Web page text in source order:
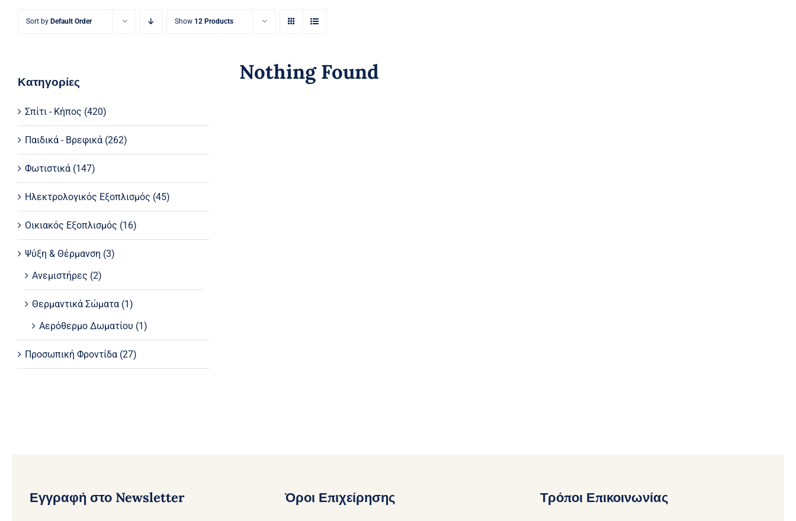
Sort by Default Order Show 12 Products
Κατηγορίες
Σπίτι - Κήπος (420)
Παιδικά - Βρεφικά (262)
Φωτιστικά (147)
Ηλεκτρολογικός Εξοπλισμός (45)
Οικιακός Εξοπλισμός (16)
Ψύξη & Θέρμανση (3)
Ανεμιστήρες (2)
Θερμαντικά Σώματα (1)
Αερόθερμo Δωματίου (1)
Προσωπική Φροντίδα (27)
Nothing Found
Εγγραφή στο Newsletter Όροι Επιχείρησης Τρόποι Επικοινωνίας